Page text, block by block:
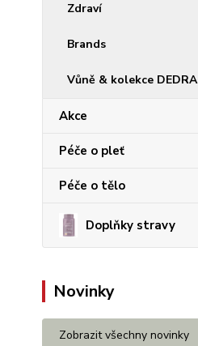
Zdraví
Brands
Vůně & kolekce DEDRA
Akce
Péče o pleť
Péče o tělo
Doplňky stravy
Novinky
Zobrazit všechny novinky